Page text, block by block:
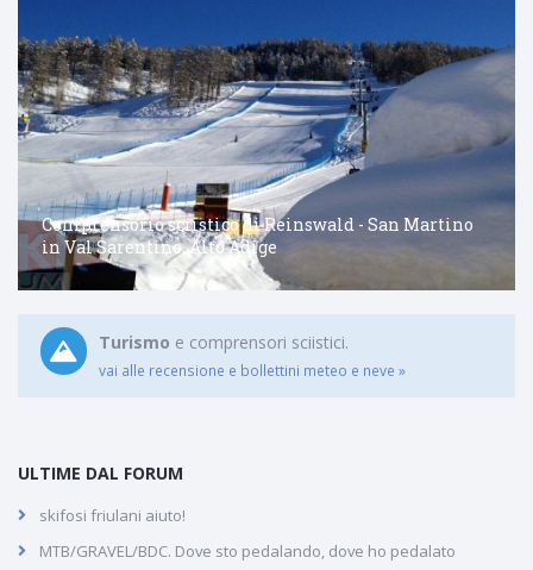
Comprensorio sciistico di Reinswald - San Martino
in Val Sarentino, Alto Adige
Turismo e comprensori sciistici.
vai alle recensione e bollettini meteo e neve »
ULTIME DAL FORUM
skifosi friulani aiuto!
MTB/GRAVEL/BDC. Dove sto pedalando, dove ho pedalato